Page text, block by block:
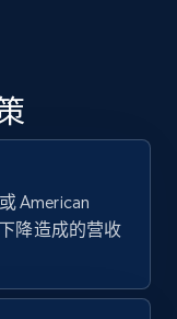
Initial
count, and
立即开始
American
降造成的营收